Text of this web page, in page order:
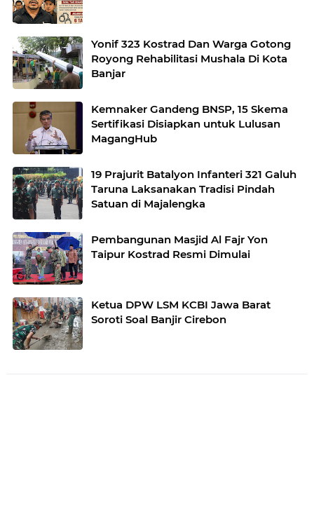
Yonif 323 Kostrad Dan Warga Gotong
Royong Rehabilitasi Mushala Di Kota
Banjar
Kemnaker Gandeng BNSP, 15 Skema
Sertifikasi Disiapkan untuk Lulusan
MagangHub
19 Prajurit Batalyon Infanteri 321 Galuh
Taruna Laksanakan Tradisi Pindah
Satuan di Majalengka
Pembangunan Masjid Al Fajr Yon
Taipur Kostrad Resmi Dimulai
Ketua DPW LSM KCBI Jawa Barat
Soroti Soal Banjir Cirebon